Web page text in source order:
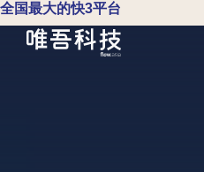
全国最大的快3平台